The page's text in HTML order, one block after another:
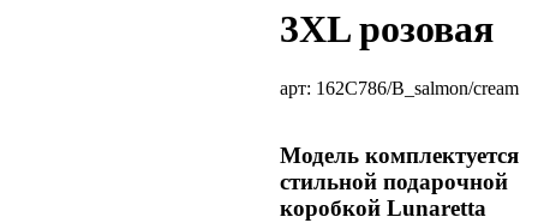
3XL розовая
арт: 162C786/B_salmon/cream
Модель комплектуется
стильной подарочной
коробкой Lunaretta